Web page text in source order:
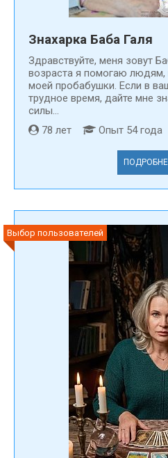
Знахарка Баба Галя
Здравствуйте, меня зовут
возраста я помогаю
моей пробабушки. Если в
трудное время, дайте мне
силы...
78 лет
Опыт 54 года
Выбор пользователей